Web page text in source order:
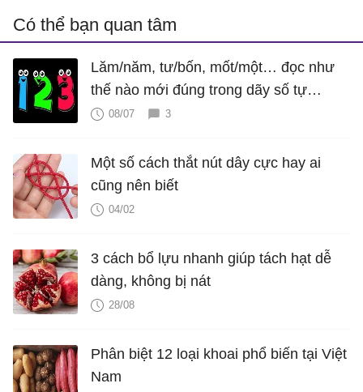
Có thể bạn quan tâm
Lăm/năm, tư/bốn, mốt/một… đọc như
thế nào mới đúng trong dãy số tự
nhiên?
08/07 3
Một số cách thắt nút dây cực hay ai
cũng nên biết
04/02
3 cách bổ lựu nhanh giúp tách hạt dễ
dàng, không bị nát
28/08
Phân biệt 12 loại khoai phổ biến tại Việt
Nam